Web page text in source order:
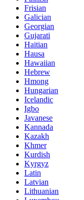
Frisian
Galician
Georgian
Gujarati
Haitian
Hausa
Hawaiian
Hebrew
Hmong
Hungarian
Icelandic
Igbo
Javanese
Kannada
Kazakh
Khmer
Kurdish
Kyrgyz
Latin
Latvian
Lithuanian